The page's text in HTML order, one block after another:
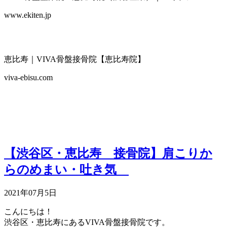
www.ekiten.jp
恵比寿｜VIVA骨盤接骨院【恵比寿院】
viva-ebisu.com
【渋谷区・恵比寿 接骨院】肩こりか
らのめまい・吐き気
2021年07月5日
こんにちは！
渋谷区・恵比寿にあるVIVA骨盤接骨院です。